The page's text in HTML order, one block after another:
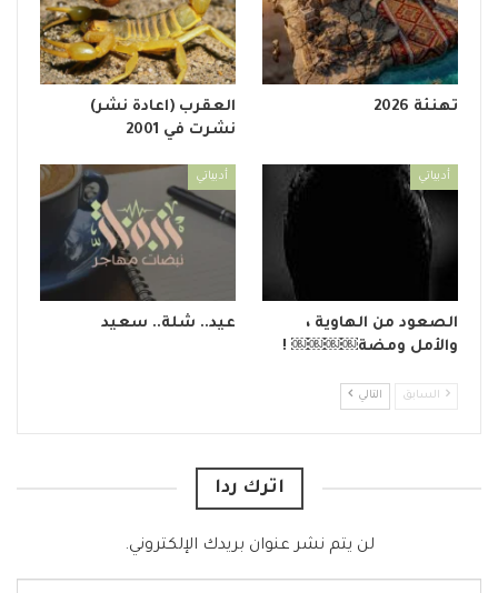
تهنئة 2026
العقرب (اعادة نشر)
نشرت في 2001
أدبياتي
الصعود من الهاوية ،
والأمل ومضة￼￼￼￼ !
أدبياتي
عيد.. شلة.. سعيد
السابق التالي
اترك ردا
لن يتم نشر عنوان بريدك الإلكتروني.